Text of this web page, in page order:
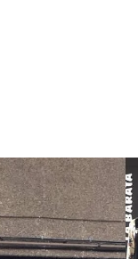
invertir
MÁS
tu Marca